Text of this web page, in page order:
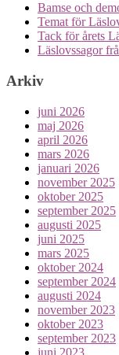
Bamse och
Temat för
Tack för årets
Läslovssagor
Arkiv
juni 2026
maj 2026
april 2026
mars 2026
januari 2026
november 2025
oktober 2025
september 2025
augusti 2025
juni 2025
mars 2025
oktober 2024
september 2024
augusti 2024
november 2023
oktober 2023
september 2023
juni 2023